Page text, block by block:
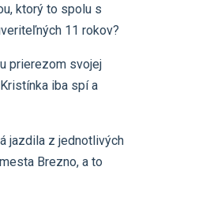
ktorý to spolu s
11 rokov?
prierezom svojej
iba spí a
jazdila z jednotlivých
Brezno, a to